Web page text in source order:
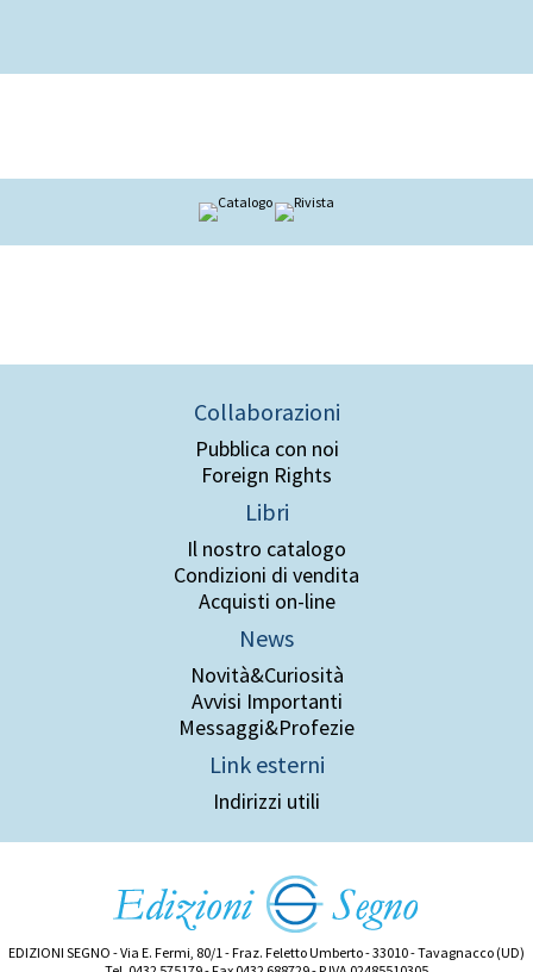
Collaborazioni
Pubblica con noi
Foreign Rights
Libri
Il nostro catalogo
Condizioni di vendita
Acquisti on-line
News
Novità&Curiosità
Avvisi Importanti
Messaggi&Profezie
Link esterni
Indirizzi utili
EDIZIONI SEGNO - Via E. Fermi, 80/1 - Fraz. Feletto Umberto - 33010 - Tavagnacco (UD)